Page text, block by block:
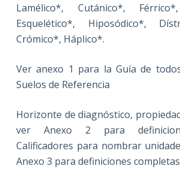
Lamélico*, Cutánico*,
Esquelético*, Hiposódico*,
Crómico*, Háplico*.
Ver anexo 1 para la Guía de
Suelos de Referencia
Horizonte de diagnóstico,
ver Anexo 2 para
Calificadores para nombrar
Anexo 3 para definiciones